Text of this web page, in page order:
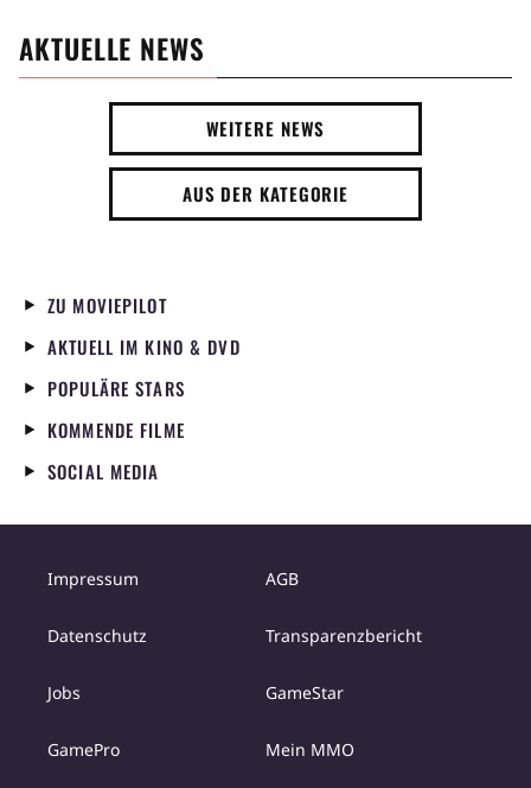
AKTUELLE NEWS
WEITERE NEWS
AUS DER KATEGORIE
ZU MOVIEPILOT
AKTUELL IM KINO & DVD
POPULÄRE STARS
KOMMENDE FILME
SOCIAL MEDIA
Impressum AGB
Datenschutz Transparenzbericht
Jobs GameStar
GamePro Mein MMO